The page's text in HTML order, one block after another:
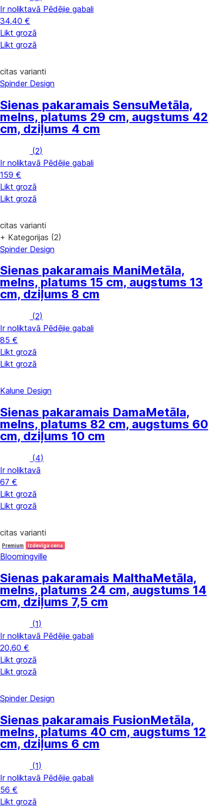
Ir noliktavā Pēdējie gabali
34,40 €
Likt grozā
Likt grozā
citas varianti
Spinder Design
Sienas pakaramais SensuMetāla,
melns, platums 29 cm, augstums 42
cm, dziļums 4 cm
(2)
Ir noliktavā Pēdējie gabali
159 €
Likt grozā
Likt grozā
citas varianti
+ Kategorijas (2)
Spinder Design
Sienas pakaramais ManiMetāla,
melns, platums 15 cm, augstums 13
cm, dziļums 8 cm
(2)
Ir noliktavā Pēdējie gabali
85 €
Likt grozā
Likt grozā
Kalune Design
Sienas pakaramais DamaMetāla,
melns, platums 82 cm, augstums 60
cm, dziļums 10 cm
(4)
Ir noliktavā
67 €
Likt grozā
Likt grozā
citas varianti
Premium Izdevīga cena
Bloomingville
Sienas pakaramais MalthaMetāla,
melns, platums 24 cm, augstums 14
cm, dziļums 7,5 cm
(1)
Ir noliktavā Pēdējie gabali
20,60 €
Likt grozā
Likt grozā
Spinder Design
Sienas pakaramais FusionMetāla,
melns, platums 40 cm, augstums 12
cm, dziļums 6 cm
(1)
Ir noliktavā Pēdējie gabali
56 €
Likt grozā